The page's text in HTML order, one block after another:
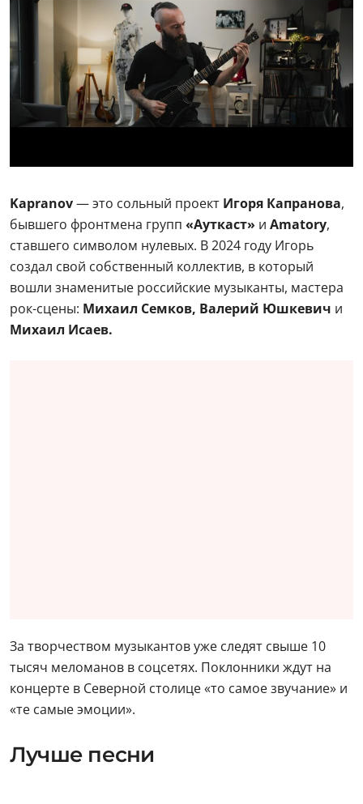
Kapranov— это сольный проект Игоря Капранова,
бывшего фронтмена групп «Ауткаст» и Amatory,
ставшего символом нулевых. В 2024 году Игорь
создал свой собственный коллектив, в который
вошли знаменитые российские музыканты, мастера
рок-сцены: Михаил Семков, Валерий Юшкевич и
Михаил Исаев.
За творчеством музыкантов уже следят свыше 10
тысяч меломанов в соцсетях. Поклонники ждут на
концерте в Северной столице «то самое звучание» и
«те самые эмоции».
Лучше песни